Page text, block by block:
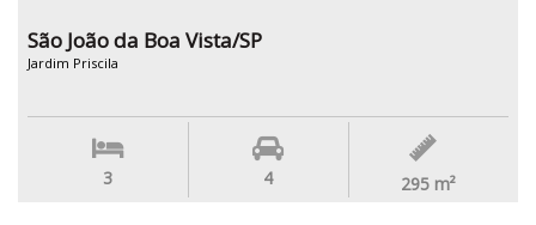
São João da Boa Vista/SP
Jardim Priscila
3 4 295 m²